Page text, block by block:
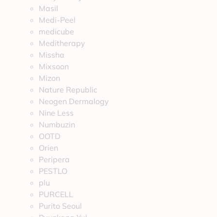
Masil
Medi-Peel
medicube
Meditherapy
Missha
Mixsoon
Mizon
Nature Republic
Neogen Dermalogy
Nine Less
Numbuzin
OOTD
Orien
Peripera
PESTLO
plu
PURCELL
Purito Seoul